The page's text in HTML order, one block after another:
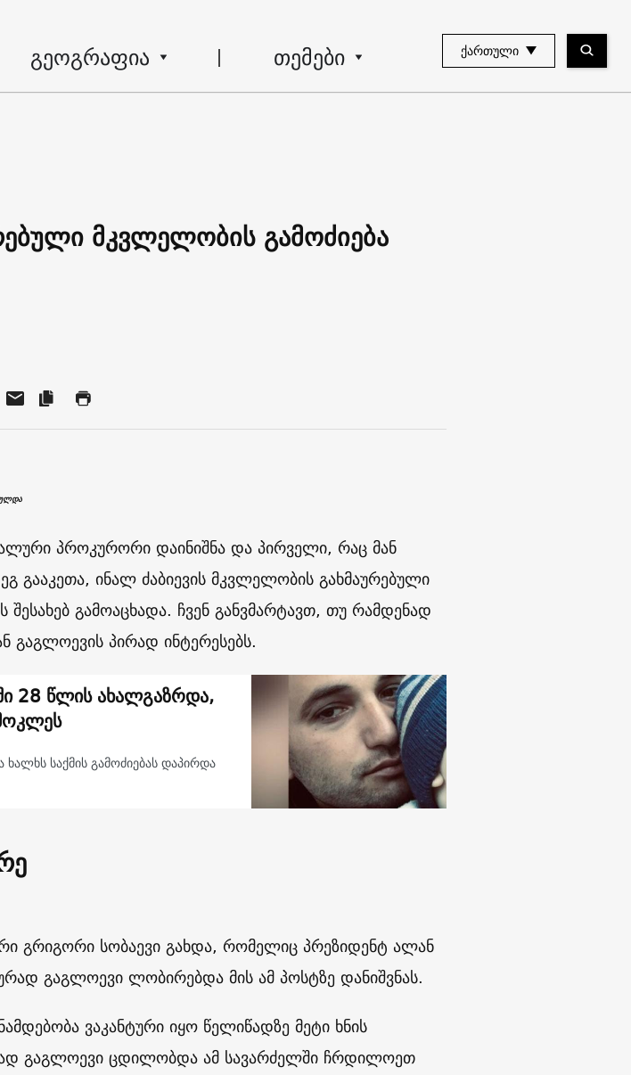
გეოგრაფია თემები ᲥᲐᲠᲗᲣᲚᲘ
მკვლელობის გამოძიება
პროკურორი დაინიშნა და პირველი, რაც მან
გააკეთა, ინალ ძაბიევის მკვლელობის გახმაურებული
შესახებ გამოაცხადა. ჩვენ განვმარტავთ, თუ რამდენად
გაგლოევის პირად ინტერესებს.
28 წლის ახალგაზრდა,
ხალხს საქმის გამოძიებას დაპირდა
გრიგორი სობაევი გახდა, რომელიც პრეზიდენტ ალან
გაგლოევი ლობირებდა მის ამ პოსტზე დანიშვნას.
ვაკანტური იყო წელიწადზე მეტი ხნის
გაგლოევი ცდილობდა ამ სავარძელში ჩრდილოეთ